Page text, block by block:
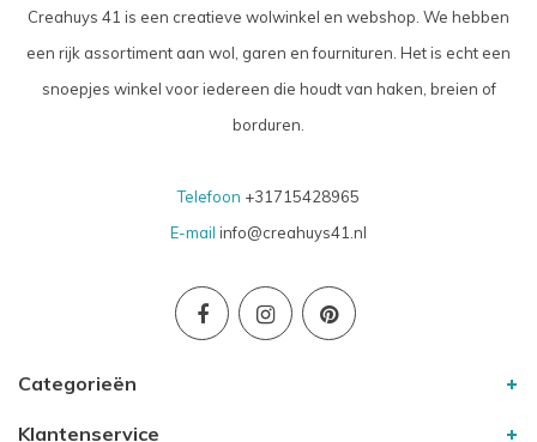
Creahuys 41 is een creatieve wolwinkel en webshop. We hebben
een rijk assortiment aan wol, garen en fournituren. Het is echt een
snoepjes winkel voor iedereen die houdt van haken, breien of
borduren.
Telefoon +31715428965
E-mail info@creahuys41.nl
Categorieën
Klantenservice